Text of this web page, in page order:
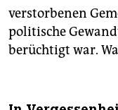
verstorbenen
politische
berüchtigt war.